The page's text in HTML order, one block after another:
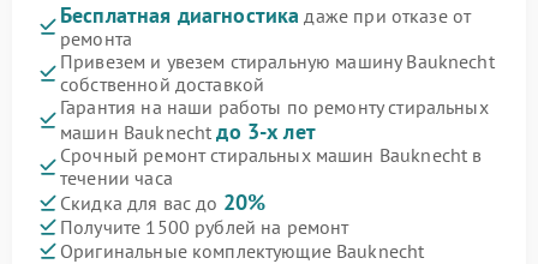
Бесплатная диагностика даже при отказе от
ремонта
Привезем и увезем стиральную машину Bauknecht
собственной доставкой
Гарантия на наши работы по ремонту стиральных
машин Bauknechtдо 3-х лет
Срочный ремонт стиральных машин Bauknecht в
течении часа
Скидка для вас до 20%
Получите 1500 рублей на ремонт
Оригинальные комплектующие Bauknecht